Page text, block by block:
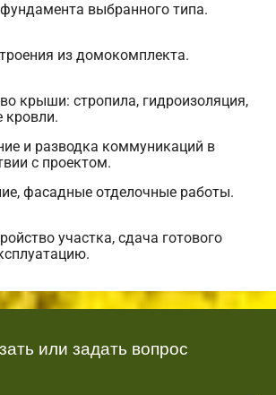
выбранного типа.
из домокомплекта.
крыши: стропила, гидроизоляция,
кровли.
и разводка коммуникаций в
с проектом.
фасадные отделочные работы.
участка, сдача готового
или задать вопрос